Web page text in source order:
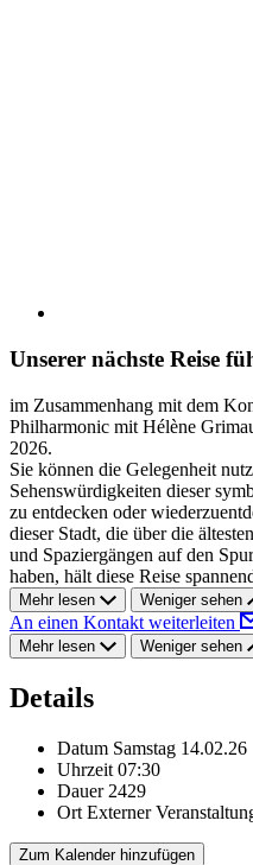
Unserer nächste Reise
im Zusammenhang mit dem
Philharmonic mit Hélène
2026.
Sie können die Gelegenheit
Sehenswürdigkeiten dieser
zu entdecken oder
dieser Stadt, die über die
und Spaziergängen auf den
haben, hält diese Reise
Mehr lesen Weniger sehen
An einen Kontakt weiterleiten
Mehr lesen Weniger sehen
Details
Datum Samstag 14.02.26
Uhrzeit 07:30
Dauer 2429
Ort Externer
Zum Kalender hinzufügen